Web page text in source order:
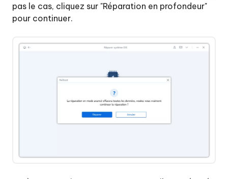
pas le cas, cliquez sur "Réparation en profondeur"
pour continuer.